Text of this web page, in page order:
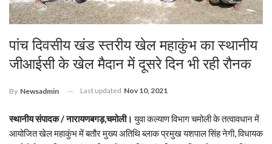
पांच दिवसीय खंड स्तरीय खेल महाकुंभ का स्थानीय
जीआईसी के खेल मैदान में दूसरे दिन भी रही रौनक
By Newsadmin Last updated Nov 10, 2021
स्थानीय संपादक / नारायणबगड़,चमोली। युवा कल्याण विभाग चमोली के तत्वावधान में
आयोजित खेल महाकुंभ में बतौर मुख्य अतिथि ब्लाक प्रमुख यशपाल सिंह नेगी, विधायक